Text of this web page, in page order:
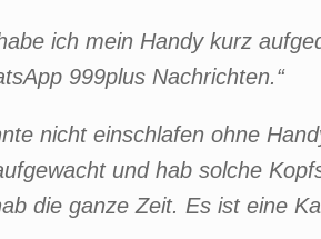
ich mein Handy kurz
999plus Nachrichten.“
nicht einschlafen ohne
und hab solche
die ganze Zeit. Es ist eine